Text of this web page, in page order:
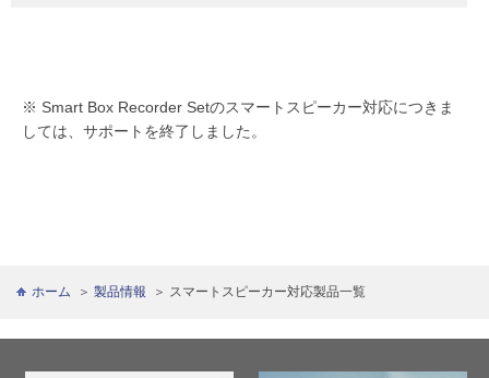
※ Smart Box Recorder Setのスマートスピーカー対応につきま
しては、サポートを終了しました。
ホーム 製品情報 スマートスピーカー対応製品一覧